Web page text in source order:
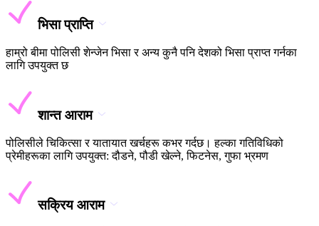
भिसा प्राप्ति
हाम्रो बीमा पोलिसी शेन्जेन भिसा र अन्य कुनै पनि देशको भिसा प्राप्त गर्नका
लागि उपयुक्त छ
शान्त आराम
पोलिसीले चिकित्सा र यातायात खर्चहरू कभर गर्दछ। हल्का गतिविधिको
प्रेमीहरूका लागि उपयुक्त: दौडने, पौडी खेल्ने, फिटनेस, गुफा भ्रमण
सक्रिय आराम